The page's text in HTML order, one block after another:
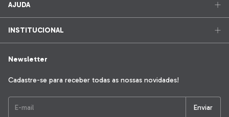
AJUDA
INSTITUCIONAL
Newsletter
Cadastre-se para receber todas as nossas novidades!